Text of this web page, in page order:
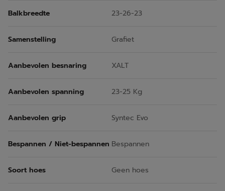
Balkbreedte 23-26-23
Samenstelling Grafiet
Aanbevolen besnaring XALT
Aanbevolen spanning 23-25 Kg
Aanbevolen grip Syntec Evo
Bespannen / Niet-bespannen Bespannen
Soort hoes Geen hoes